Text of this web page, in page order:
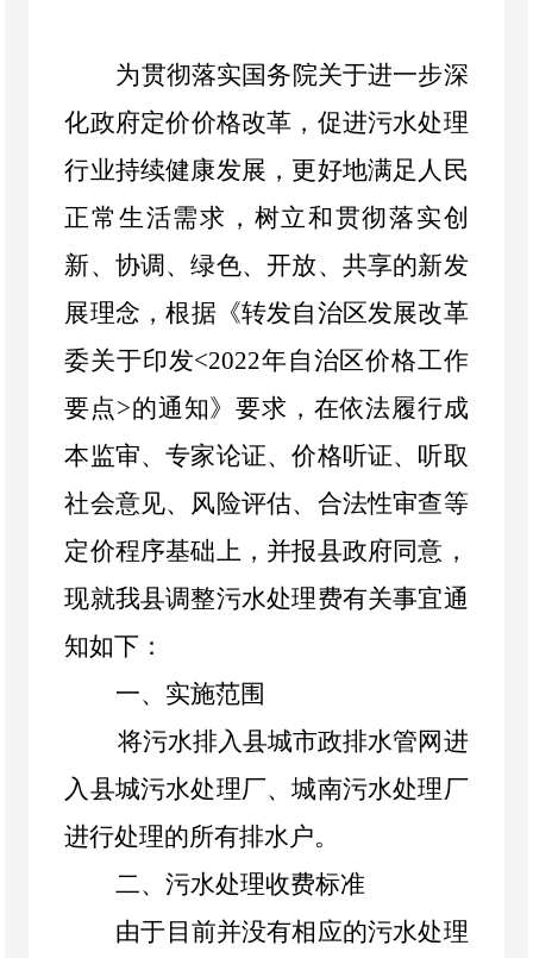
为贯彻落实国务院关于进一步深
化政府定价价格改革，促进污水处理
行业持续健康发展，更好地满足人民
正常生活需求 ， 树立和贯彻落实创
新、协调、绿色、开放、共享的新发
展理念，根据《转发自治区发展改革
委关于印发<2022年自治区价格工作
要点>的通知》要求， 在依法履行成
本监审、专家论证、价格听证、听取
社会意见、风险评估、合法性审查等
定价程序基础上，并报县政府同意，
现就我县调整污水处理费有关事宜通
知如下 ：
一、 实施范围
将污水排入县城市政排水管网进
入县城污水处理厂、城南污水处理厂
进行处理的所有排水户。
二、污水处理收费标准
由于目前并没有相应的污水处理